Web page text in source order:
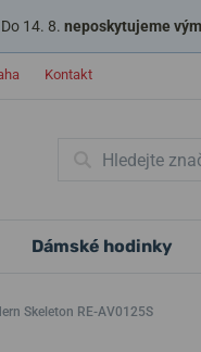
14. 8. neposkytujeme
Kontakt
Dámské hodinky
Skeleton RE-AV0125S